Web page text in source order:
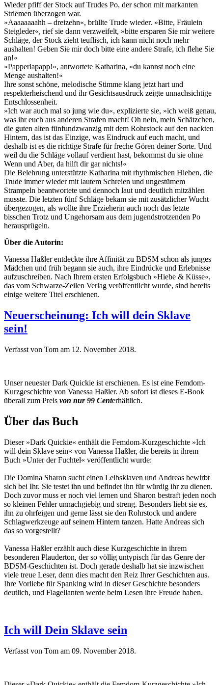
Wieder pfiff der Stock auf Trudes Po, der schon mit markanten
Striemen überzogen war.
»Aaaaaaaahh – dreizehn«, brüllte Trude wieder. »Bitte, Fräulein
Steigleder«, rief sie dann verzweifelt, »bitte ersparen Sie mir weitere
Schläge, der Stock zieht teuflisch, ich kann nicht noch mehr
aushalten! Geben Sie mir doch bitte eine andere Strafe, ich flehe Sie
an!«
»Papperlapapp!«, antwortete Katharina, »du kannst noch eine
Menge aushalten!«
Ihre sonst schöne, melodische Stimme klang jetzt hart und
respekterheischend und ihr Gesichtsausdruck zeigte unnachsichtige
Entschlossenheit.
»Ich war auch mal so jung wie du«, explizierte sie, »ich weiß genau,
was ihr euch aus anderen Strafen macht! Oh nein, mein Schätzchen,
die guten alten fünfundzwanzig mit dem Rohrstock auf den nackten
Hintern, das ist das Einzige, was Eindruck auf euch macht, und
deshalb ist es die richtige Strafe für freche Gören deiner Sorte. Und
weil du die Schläge vollauf verdient hast, bekommst du sie ohne
Wenn und Aber, da hilft dir gar nichts!«
Die Belehrung unterstützte Katharina mit rhythmischen Hieben, die
Trude immer wieder mit lautem Schreien und ungestümem
Strampeln beantwortete und dennoch laut und deutlich mitzählen
musste. Die letzten fünf Schläge bekam sie mit zusätzlicher Wucht
übergezogen, als wollte ihre Erzieherin auch noch das letzte
bisschen Trotz und Ungehorsam aus dem jugendstrotzenden Po
herausprügeln.
Über die Autorin:
Vanessa Haßler entdeckte ihre Affinität zu BDSM schon als junges
Mädchen und früh begann sie auch, ihre Eindrücke und Erlebnisse
aufzuschreiben. Nach Ihrem ersten Erfolgsbuch »Hiebe & Küsse«,
das vom Schwarze-Zeilen Verlag veröffentlicht wurde, sind bereits
einige weitere Titel erschienen.
Neuerscheinung: Ich will dein Sklave
sein!
Verfasst von Tom am 12. November 2018.
Unser neuester Dark Quickie ist erschienen. Es ist eine Femdom-
Kurzgeschichte von Vanessa Haßler. Ab sofort ist dieses E-Book
überall zum Preis von nur 99 Centerhältlich.
Über das Buch
Dieser »Dark Quickie« enthält die Femdom-Kurzgeschichte »Ich
will dein Sklave sein« von Vanessa Haßler, die bereits in ihrem
Buch »Unter der Fuchtel« veröffentlicht wurde:
Die Domina Sharon sucht einen Leibsklaven und Andreas bewirbt
sich bei Ihr. Sie testet ihn und befindet ihn für würdig ihr zu dienen.
Doch zuvor muss er noch viel lernen und Sharon bestraft jeden noch
so kleinen Fehler unnachgiebig und streng. Besonders liebt sie es,
ihn zu ohrfeigen und gerne lässt sie den Rohrstock und andere
Schlagwerkzeuge auf seinem Hintern tanzen. Hatte Andreas sich
das so vorgestellt?
Vanessa Haßler erzählt auch diese Kurzgeschichte in ihrem
besonderen Plauderton, der so völlig untypisch für das Genre der
BDSM-Geschichten ist. Doch gerade deshalb hat sie inzwischen
viele treue Leser, denn dies macht den Reiz Ihrer Geschichten aus.
Ihre Vorliebe für Spanking wird in dieser Geschichte besonders
deutlich, und Flagellanten werde beim Lesen ihre Freude haben.
Ich will Dein Sklave sein
Verfasst von Tom am 09. November 2018.